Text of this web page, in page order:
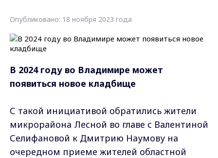
Опубликовано: 18 ноября 2023 года
В 2024 году во Владимире может
появиться новое кладбище
С такой инициативой обратились жители
микрорайона Лесной во главе с Валентиной
Селифановой к Дмитрию Наумову на
очередном приеме жителей областной